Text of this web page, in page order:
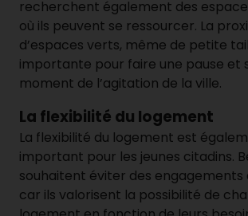
recherchent également des
où ils peuvent se ressourcer. La
d’espaces verts, même de petite
importante pour faire une pause et
moment de l’agitation de la ville.
La flexibilité du logement
La flexibilité du logement est
important pour les jeunes citadins.
souhaitent éviter des engagements
car ils valorisent la possibilité de